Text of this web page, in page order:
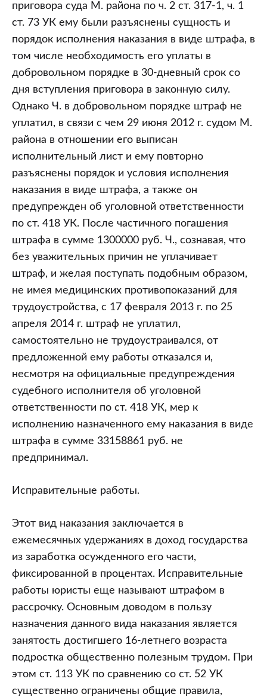
приговора суда М. района по ч. 2 ст. 317-1, ч. 1
ст. 73 УК ему были разъяснены сущность и
порядок исполнения наказания в виде штрафа, в
том числе необходимость его уплаты в
добровольном порядке в 30-дневный срок со
дня вступления приговора в законную силу.
Однако Ч. в добровольном порядке штраф не
уплатил, в связи с чем 29 июня 2012 г. судом М.
района в отношении его выписан
исполнительный лист и ему повторно
разъяснены порядок и условия исполнения
наказания в виде штрафа, а также он
предупрежден об уголовной ответственности
по ст. 418 УК. После частичного погашения
штрафа в сумме 1300000 руб. Ч., сознавая, что
без уважительных причин не уплачивает
штраф, и желая поступать подобным образом,
не имея медицинских противопоказаний для
трудоустройства, с 17 февраля 2013 г. по 25
апреля 2014 г. штраф не уплатил,
самостоятельно не трудоустраивался, от
предложенной ему работы отказался и,
несмотря на официальные предупреждения
судебного исполнителя об уголовной
ответственности по ст. 418 УК, мер к
исполнению назначенного ему наказания в виде
штрафа в сумме 33158861 руб. не
предпринимал.
Исправительные работы.
Этот вид наказания заключается в
ежемесячных удержаниях в доход государства
из заработка осужденного его части,
фиксированной в процентах. Исправительные
работы юристы еще называют штрафом в
рассрочку. Основным доводом в пользу
назначения данного вида наказания является
занятость достигшего 16-летнего возраста
подростка общественно полезным трудом. При
этом ст. 113 УК по сравнению со ст. 52 УК
существенно ограничены общие правила,